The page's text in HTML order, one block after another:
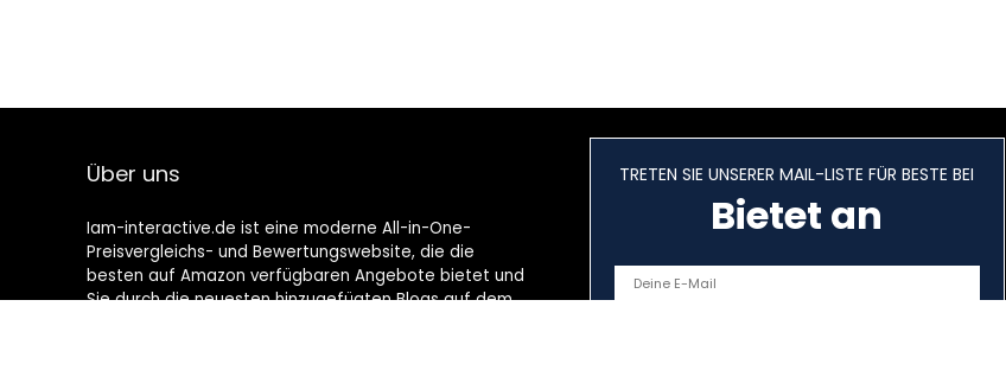
Über uns
Iam-interactive.de ist eine moderne All-in-One-
Preisvergleichs- und Bewertungswebsite, die die
besten auf Amazon verfügbaren Angebote bietet und
Sie durch die neuesten hinzugefügten Blogs auf dem
TRETEN SIE UNSERER MAIL-LISTE FÜR BESTE BEI
Bietet an